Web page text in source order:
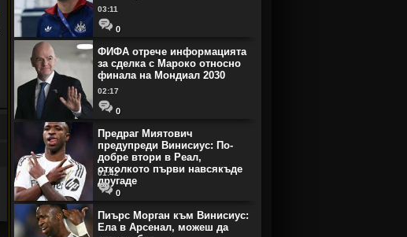
03:11
0
ФИФА отрече информацията
за сделка с Мароко относно
финала на Мондиал 2030
02:17
0
Предраг Миятович
предупреди Винисиус: По-
добре втори в Реал,
отколкото първи навсякъде
другаде
01:42
0
Пиърс Морган към Винисиус:
Ела в Арсенал, можеш да